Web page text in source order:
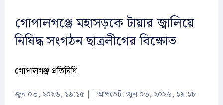
গোপালগঞ্জে মহাসড়কে টায়ার জ্বালিয়ে
নিষিদ্ধ সংগঠন ছাত্রলীগের বিক্ষোভ
গোপালগঞ্জ প্রতিনিধি
জুন ০৩, ২০২৬, ১৯:১৫ ||আপডেট: জুন ০৩, ২০২৬, ১৯:১৮